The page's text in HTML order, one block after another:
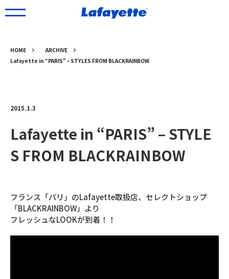
HOME
ARCHIVE
Lafayette in “PARIS” – STYLES FROM BLACKRAINBOW
2015.1.3
Lafayette in “PARIS” – STYLE
S FROM BLACKRAINBOW
フランス「パリ」のLafayette取扱店、セレクトショップ
「BLACKRAINBOW」より
フレッシュなLOOKが到着！！